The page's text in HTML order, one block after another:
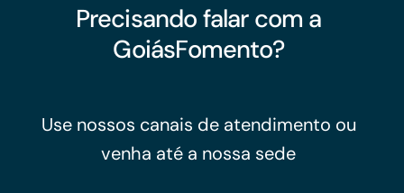
Precisando falar com a
GoiásFomento?
Use nossos canais de atendimento ou
venha até a nossa sede